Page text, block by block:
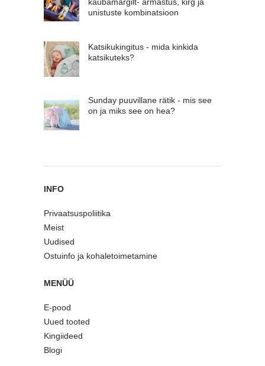
unistuste kombinatsioon
Katsikukingitus - mida kinkida
katsikuteks?
Sunday puuvillane rätik - mis see
on ja miks see on hea?
INFO
Privaatsuspoliitika
Meist
Uudised
Ostuinfo ja kohaletoimetamine
MENÜÜ
E-pood
Uued tooted
Kingiideed
Blogi